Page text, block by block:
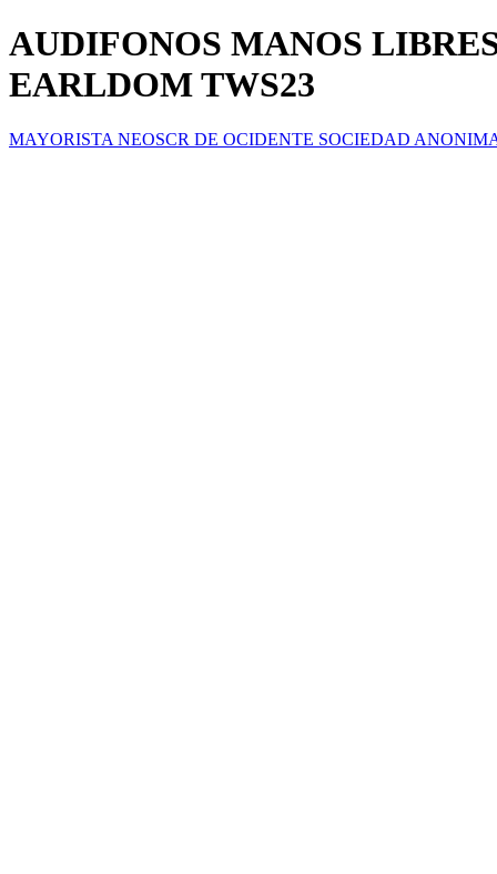
AUDIFONOS MANOS
EARLDOM TWS23
MAYORISTA NEOSCR DE OCIDENTE SOCIEDAD